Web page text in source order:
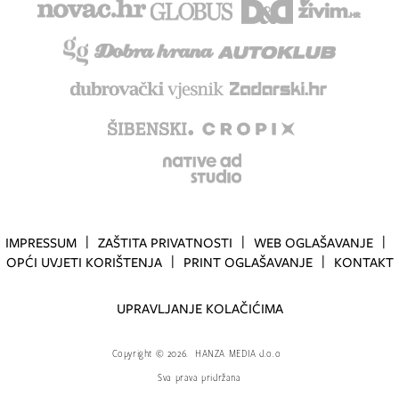
IMPRESSUM ZAŠTITA PRIVATNOSTI
WEB OGLAŠAVANJE
OPĆI UVJETI KORIŠTENJA
PRINT OGLAŠAVANJE KONTAKT
UPRAVLJANJE KOLAČIĆIMA
Copyright © 2026.
HANZA MEDIA d.o.o
Sva prava pridržana